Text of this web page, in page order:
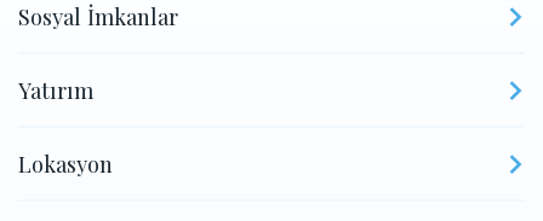
Sosyal İmkanlar
Yatırım
Lokasyon